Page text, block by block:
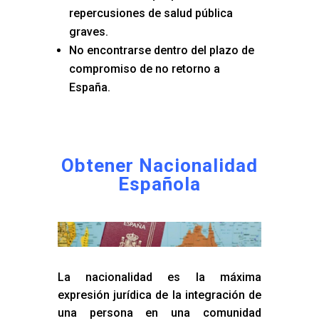
repercusiones de salud pública
graves.
No encontrarse dentro del plazo de
compromiso de no retorno a
España.
Obtener Nacionalidad
Española
La nacionalidad es la máxima
expresión jurídica de la integración de
una persona en una comunidad